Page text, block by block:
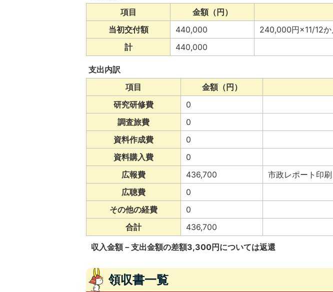
項目
金額（円）
当初交付額
440,000
240,000円×11/12
計
440,000
支出内訳
項目
金額（円）
研究研修費
0
調査旅費
0
資料作成費
0
資料購入費
0
広報費
436,700
市政レポート印
広聴費
0
その他の経費
0
合計
436,700
収入金額－支出金額の差額3,300円については返還
領収書一覧